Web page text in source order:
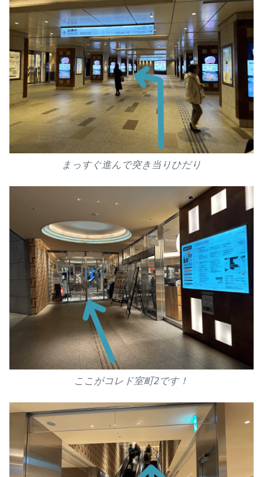
まっすぐ進んで突き当りひだり
ここがコレド室町2です！